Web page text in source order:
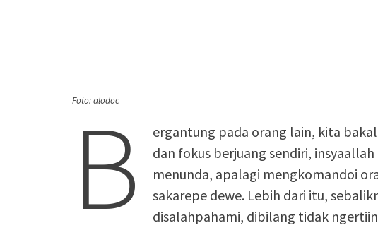
Foto: alodoc
B
ergantung pada orang lain, kita
dan fokus berjuang sendiri,
menunda, apalagi mengkomandoi
sakarepe dewe. Lebih dari itu,
disalahpahami, dibilang tidak